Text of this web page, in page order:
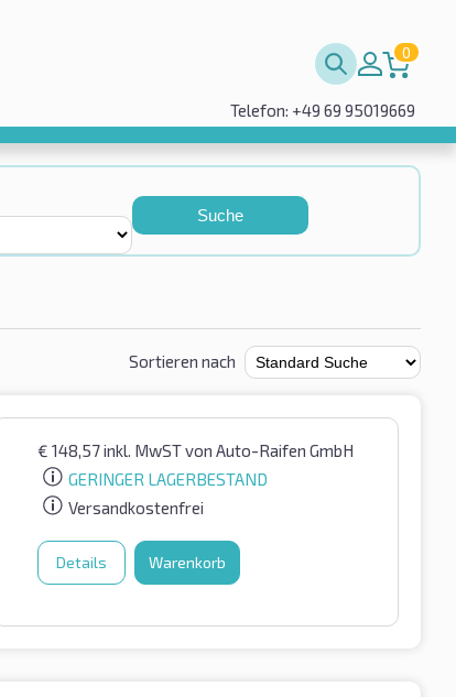
0
Telefon: +49 69 95019669
Suche
Sortieren nach
€ 148,57inkl. MwSTvon Auto-Raifen GmbH
GERINGER LAGERBESTAND
Versandkostenfrei
Details Warenkorb